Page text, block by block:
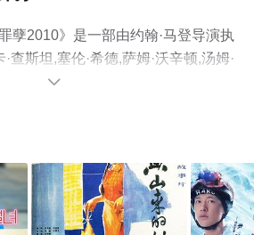
孽2010》是一部由约翰·马登导演执
查斯坦,塞伦·希德,萨姆·沃辛顿,汤姆·
斯,加斯帕·克里斯滕森,罗米·阿波拉菲
手机免费观看高清未删减完整版电
更多相关信息可移步至豆瓣电影、
了解。
